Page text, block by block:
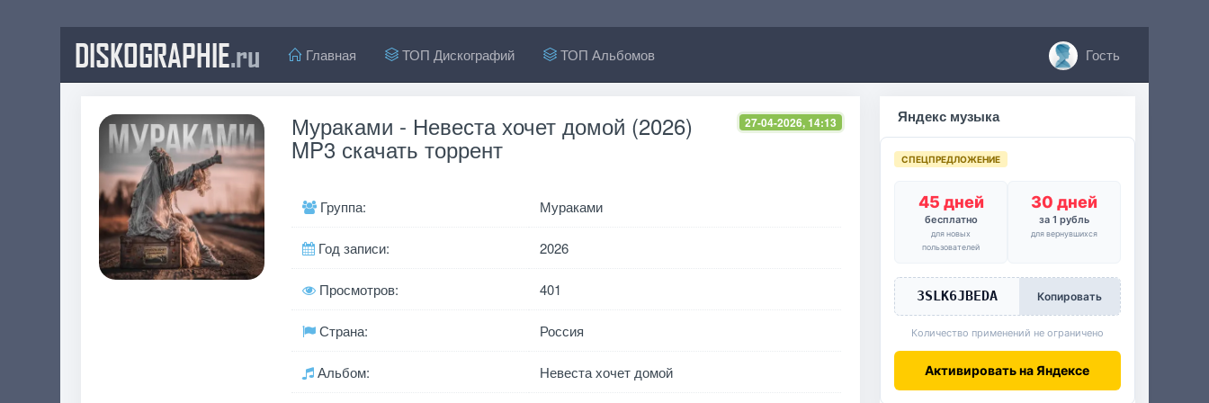
DISKOGRAPHIE.ru Главная ТОП Дискографий ТОП Альбомов Гость
27-04-2026, 14:13
Мураками - Невеста хочет домой (2026)
MP3 скачать торрент
Группа: Мураками
Год записи: 2026
Просмотров: 401
Страна: Россия
Альбом: Невеста хочет домой
Яндекс музыка
СПЕЦПРЕДЛОЖЕНИЕ
45 дней
бесплатно
для новых
пользователей
30 дней
за 1 рубль
для вернувшихся
3SLK6JBEDA Копировать
Количество применений не ограничено
Активировать на Яндексе